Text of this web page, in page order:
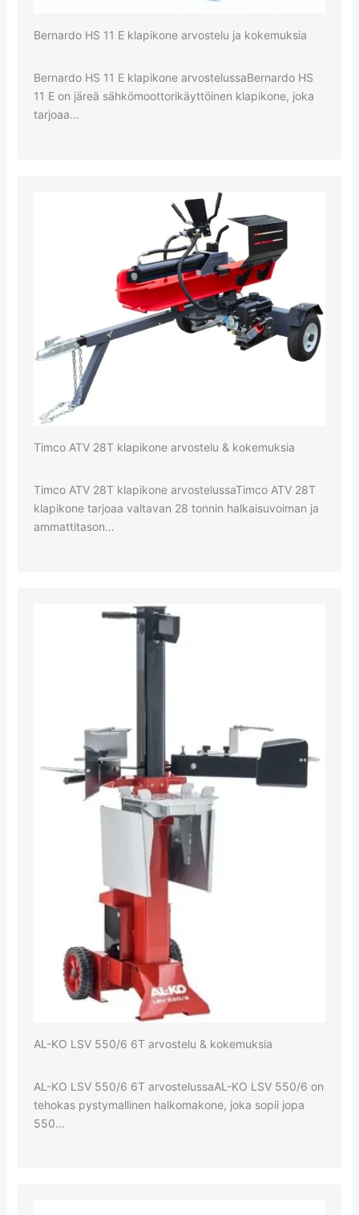
Bernardo HS 11 E klapikone arvostelu ja kokemuksia
Bernardo HS 11 E klapikone arvostelussaBernardo HS
11 E on järeä sähkömoottorikäyttöinen klapikone, joka
tarjoaa…
Timco ATV 28T klapikone arvostelu & kokemuksia
Timco ATV 28T klapikone arvostelussaTimco ATV 28T
klapikone tarjoaa valtavan 28 tonnin halkaisuvoiman ja
ammattitason…
AL-KO LSV 550/6 6T arvostelu & kokemuksia
AL-KO LSV 550/6 6T arvostelussaAL-KO LSV 550/6 on
tehokas pystymallinen halkomakone, joka sopii jopa
550…